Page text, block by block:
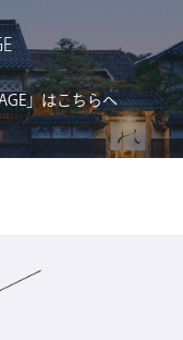
」はこちらへ